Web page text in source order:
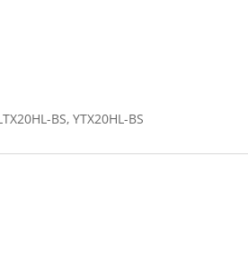
BS, YTX20HL-BS